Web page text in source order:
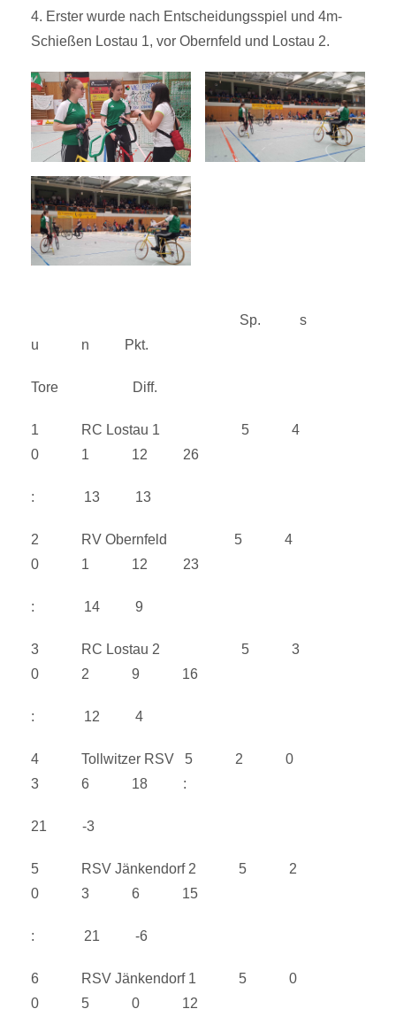
4. Erster wurde nach Entscheidungsspiel und 4m-
Schießen Lostau 1, vor Obernfeld und Lostau 2.
Sp. s
u n Pkt.
Tore Diff.
1 RC Lostau 1 5 4
0 1 12 26
: 13 13
2 RV Obernfeld 5 4
0 1 12 23
: 14 9
3 RC Lostau 2 5 3
0 2 9 16
: 12 4
4 Tollwitzer RSV 5 2 0
3 6 18 :
21 -3
5 RSV Jänkendorf 2 5 2
0 3 6 15
: 21 -6
6 RSV Jänkendorf 1 5 0
0 5 0 12